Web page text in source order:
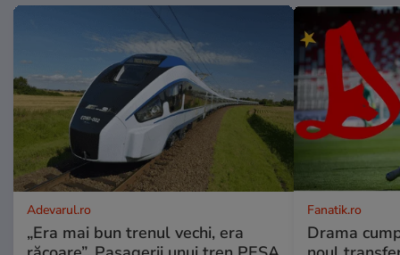
Adevarul.ro
„Era mai bun trenul vechi, era
Fanatik.ro
Drama